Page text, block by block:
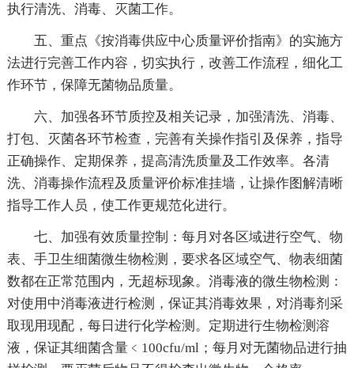
执行清洗、消毒、灭菌工作。
五、重点《按消毒供应中心质量评价指南》的实施方
法进行完善工作内容，切实执行，改善工作流程，细化工
作环节，保障无菌物品质量。
六、加强各环节质控及相关记录，加强清洗、消毒、
打包、灭菌各环节检查，完善有关操作指引及保养，指导
正确操作、定期保养，提高清洗质量及工作效率。各清
洗、消毒操作流程及质量评价标准挂墙，让操作图解清晰
指导工作人员，使工作更规范化进行。
七、加强有效质量控制：每月对各区域进行空气、物
表、手卫生细菌微生物检测，要求各区域空气、物表细菌
数都在正常范围内，无超标现象。消毒液的微生物检测：
对使用中消毒液进行检测，保证其消毒效果，对消毒剂采
取现用现配，每日进行化学检测。定期进行生物检测溶
液，保证其细菌含量﹤100cfu/ml；每月对无菌物品进行抽